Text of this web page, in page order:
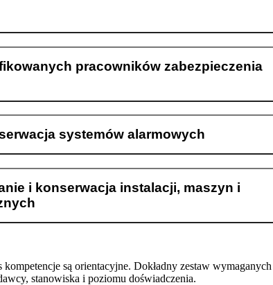
pracowników zabezpieczenia
systemów alarmowych
i konserwacja instalacji, maszyn i
kompetencje są orientacyjne. Dokładny zestaw wymaganych
stanowiska i poziomu doświadczenia.